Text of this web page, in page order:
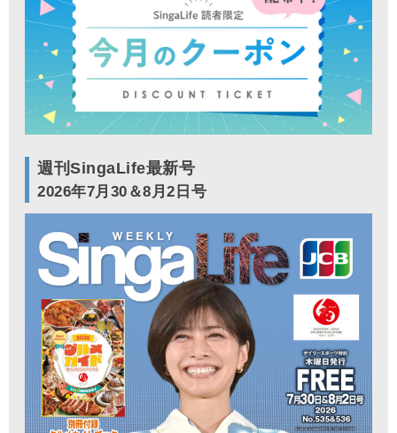
週刊SingaLife最新号
2026年7月30＆8月2日号